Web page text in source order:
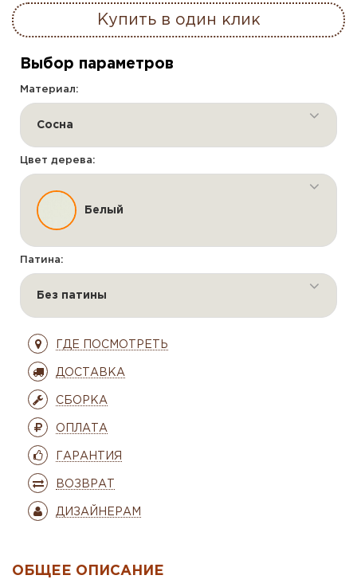
Купить в один клик
Выбор параметров
Материал:
Сосна
Цвет дерева:
Белый
Патина:
Без патины
ГДЕ ПОСМОТРЕТЬ
ДОСТАВКА
СБОРКА
ОПЛАТА
ГАРАНТИЯ
ВОЗВРАТ
ДИЗАЙНЕРАМ
ОБЩЕЕ ОПИСАНИЕ